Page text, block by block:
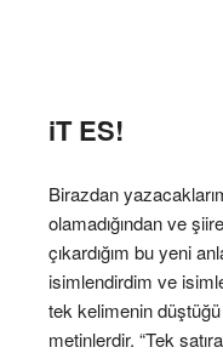
iT ES!
Birazdan
olamadığından ve
çıkardığım bu yeni
isimlendirdim ve
tek kelimenin
metinlerdir. “Tek